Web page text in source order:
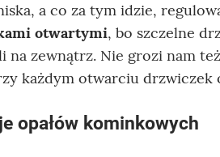
a co za tym idzie,
otwartymi, bo szczelne
na zewnątrz. Nie grozi nam
każdym otwarciu drzwiczek
opałów kominkowych